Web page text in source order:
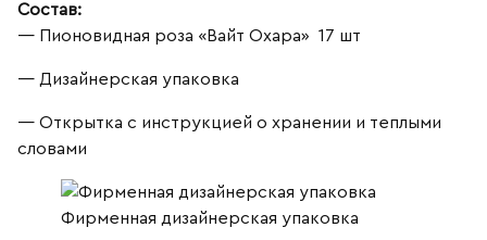
Состав:
— Пионовидная роза «Вайт Охара» 17 шт
— Дизайнерская упаковка
— Открытка с инструкцией о хранении и теплыми
словами
Фирменная дизайнерская упаковка